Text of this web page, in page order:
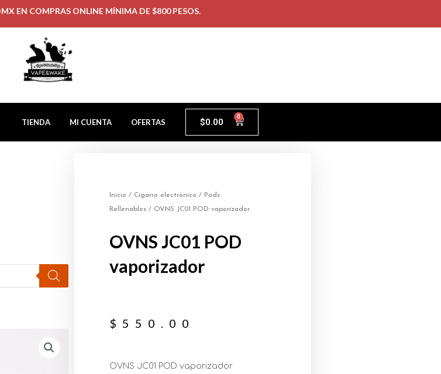
EN COMPRAS ONLINE MÍNIMA DE $800 PESOS.
TIENDA MI CUENTA OFERTAS $0.00 0
Inicio / Cigarro electrónico / Pods
Rellenables / OVNS JC01 POD vaporizador
OVNS JC01 POD
vaporizador
$ 550.00
OVNS JC01 POD vaporizador